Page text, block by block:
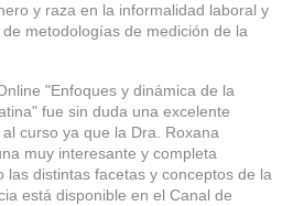
y raza en la informalidad laboral y
metodologías de medición de la
"Enfoques y dinámica de la
fue sin duda una excelente
curso ya que la Dra. Roxana
muy interesante y completa
las distintas facetas y conceptos de la
está disponible en el Canal de